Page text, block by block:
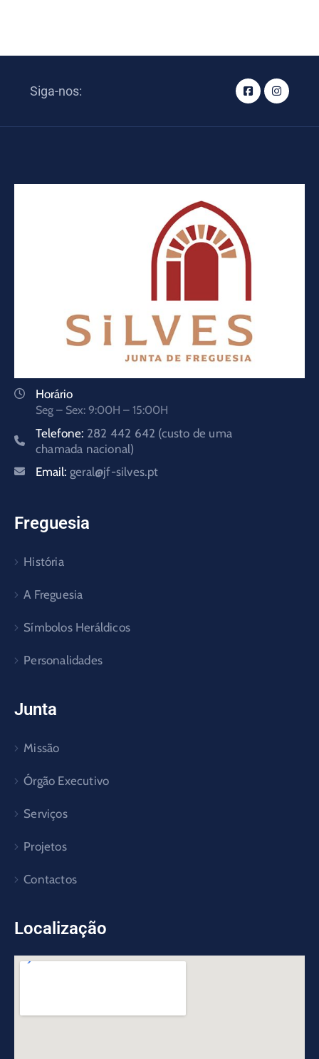
Siga-nos:
Horário
Seg – Sex: 9:00H – 15:00H
Telefone: 282 442 642 (custo de uma
chamada nacional)
Email: geral@jf-silves.pt
Freguesia
História
A Freguesia
Símbolos Heráldicos
Personalidades
Junta
Missão
Órgão Executivo
Serviços
Projetos
Contactos
Localização